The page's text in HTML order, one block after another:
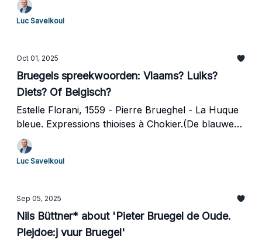
Luc Savelkoul
Oct 01, 2025
Bruegels spreekwoorden: Vlaams? Luiks?
Diets? Of Belgisch?
Estelle Florani, 1559 - Pierre Brueghel - La Huque
bleue. Expressions thioises à Chokier.(De blauwe
huyck. Dietse uitdrukkingen in Tchôkire).
Luc Savelkoul
Sep 05, 2025
Nils Büttner* about 'Pieter Bruegel de Oude.
Plejdoe:j vuur Bruegel'